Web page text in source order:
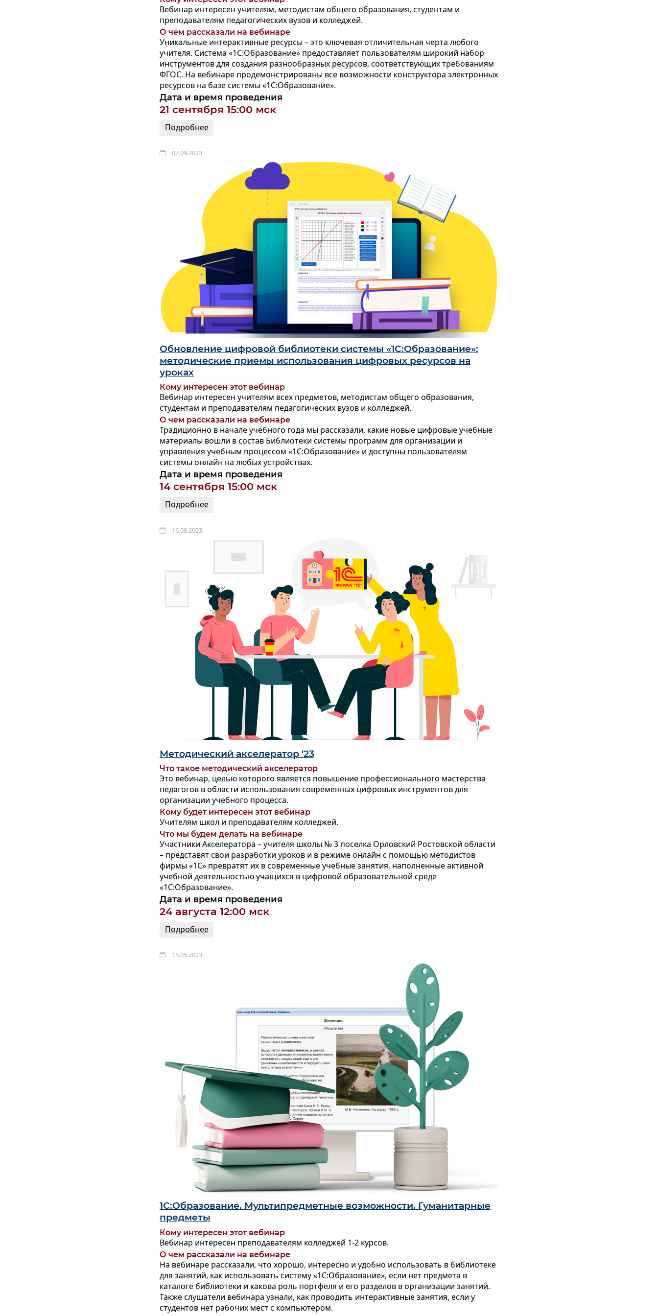
Вебинар интересен учителям, методистам общего образования, студентам и
преподавателям педагогических вузов и колледжей.
О чем рассказали на вебинаре
Уникальные интерактивные ресурсы – это ключевая отличительная черта любого
учителя. Система «1С:Образование» предоставляет пользователям широкий набор
инструментов для создания разнообразных ресурсов, соответствующих требованиям
ФГОС. На вебинаре продемонстрированы все возможности конструктора электронных
ресурсов на базе системы «1С:Образование».
Дата и время проведения
21 сентября 15:00 мск
Подробнее
07.09.2023
Обновление цифровой библиотеки системы «1С:Образование»:
методические приемы использования цифровых ресурсов на
уроках
Кому интересен этот вебинар
Вебинар интересен учителям всех предметов, методистам общего образования,
студентам и преподавателям педагогических вузов и колледжей.
О чем рассказали на вебинаре
Традиционно в начале учебного года мы рассказали, какие новые цифровые учебные
материалы вошли в состав Библиотеки системы программ для организации и
управления учебным процессом «1С:Образование» и доступны пользователям
системы онлайн на любых устройствах.
Дата и время проведения
14 сентября 15:00 мск
Подробнее
16.08.2023
Методический акселератор '23
Что такое методический акселератор
Это вебинар, целью которого является повышение профессионального мастерства
педагогов в области использования современных цифровых инструментов для
организации учебного процесса.
Кому будет интересен этот вебинар
Учителям школ и преподавателям колледжей.
Что мы будем делать на вебинаре
Участники Акселератора – учителя школы № 3 поселка Орловский Ростовской области
– представят свои разработки уроков и в режиме онлайн с помощью методистов
фирмы «1С» превратят их в современные учебные занятия, наполненные активной
учебной деятельностью учащихся в цифровой образовательной среде
«1С:Образование».
Дата и время проведения
24 августа 12:00 мск
Подробнее
15.05.2023
1С:Образование. Мультипредметные возможности. Гуманитарные
предметы
Кому интересен этот вебинар
Вебинар интересен преподавателям колледжей 1-2 курсов.
О чем рассказали на вебинаре
На вебинаре рассказали, что хорошо, интересно и удобно использовать в библиотеке
для занятий, как использовать систему «1С:Образование», если нетпредмета в
каталоге библиотеки и какова роль портфеля и его разделов в организации занятий.
Также слушатели вебинара узнали, как проводить интерактивные занятия, если у
студентов нет рабочих местс компьютером.